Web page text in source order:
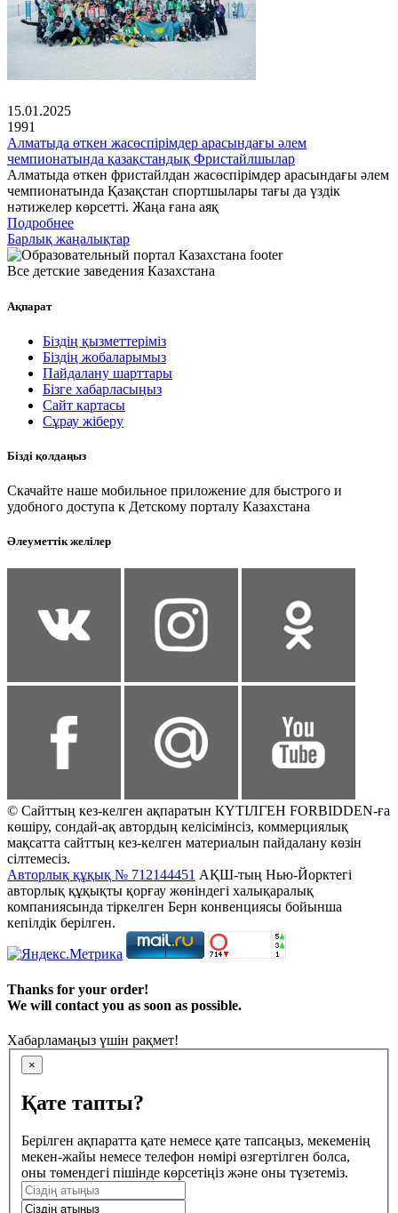
15.01.2025
1991
Алматыда өткен жасөспірімдер арасындағы әлем
чемпионатында қазақстандық Фристайлшылар
Алматыда өткен фристайлдан жасөспірімдер арасындағы әлем
чемпионатында Қазақстан спортшылары тағы да үздік
нәтижелер көрсетті. Жаңа ғана аяқ
Подробнее
Барлық жаңалықтар
Все детские заведения Казахстана
Ақпарат
Біздің қызметтеріміз
Біздің жобаларымыз
Пайдалану шарттары
Бізге хабарласыңыз
Сайт картасы
Сұрау жіберу
Бізді қолдаңыз
Скачайте наше мобильное приложение для быстрого и
удобного доступа к Детскому порталу Казахстана
Әлеуметтік желілер
© Сайттың кез-келген ақпаратын КҮТІЛГЕН FORBIDDEN-ға
көшіру, сондай-ақ автордың келісімінсіз, коммерциялық
мақсатта сайттың кез-келген материалын пайдалану көзін
сілтемесіз.
Авторлық құқық № 712144451 АҚШ-тың Нью-Йорктегі
авторлық құқықты қорғау жөніндегі халықаралық
компаниясында тіркелген Берн конвенциясы бойынша
кепілдік берілген.
Thanks for your order!
We will contact you as soon as possible.
Хабарламаңыз үшін рақмет!
×
Қате тапты?
Берілген ақпаратта қате немесе қате тапсаңыз, мекеменің
мекен-жайы немесе телефон нөмірі өзгертілген болса,
оны төмендегі пішінде көрсетіңіз және оны түзетеміз.